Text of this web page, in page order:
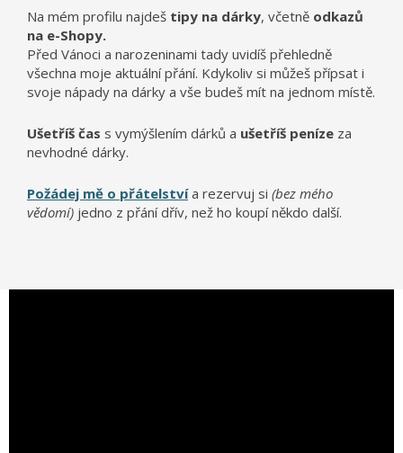
Na mém profilu najdeš tipy na dárky, včetně odkazů
na e-Shopy.
Před Vánoci a narozeninami tady uvidíš přehledně
všechna moje aktuální přání. Kdykoliv si můžeš přípsat i
svoje nápady na dárky a vše budeš mít na jednom místě.
Ušetříš čas s vymýšlením dárků a ušetříš peníze za
nevhodné dárky.
Požádej mě o přátelstvía rezervuj si (bez mého
vědomí) jedno z přání dřív, než ho koupí někdo další.